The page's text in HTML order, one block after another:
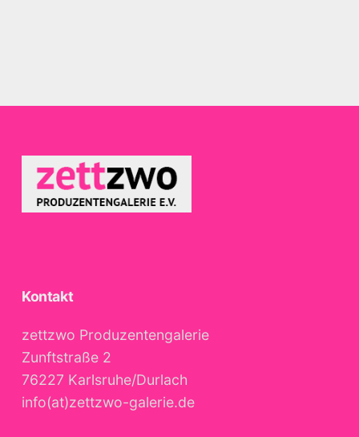
Kontakt
zettzwo Produzentengalerie
Zunftstraße 2
76227 Karlsruhe/Durlach
info(at)zettzwo-galerie.de